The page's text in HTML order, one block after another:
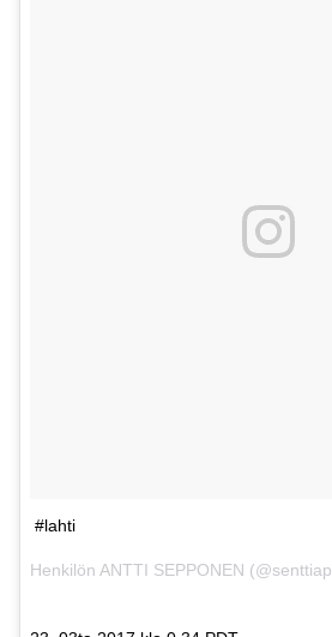
#lahti
Henkilön ANTTI SEPPONEN